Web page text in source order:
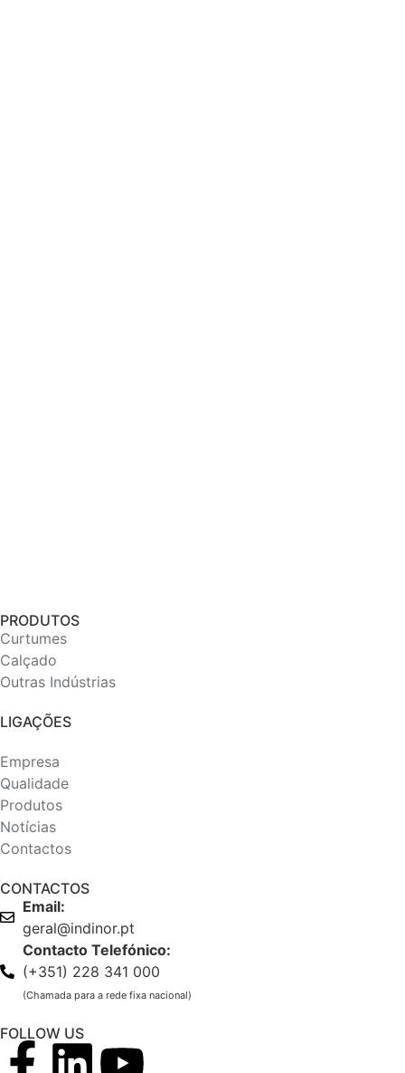
PRODUTOS
Curtumes
Calçado
Outras Indústrias
LIGAÇÕES
Empresa
Qualidade
Produtos
Notícias
Contactos
CONTACTOS
Email:
geral@indinor.pt
Contacto Telefónico:
(+351) 228 341 000
(Chamada para a rede fixa nacional)
FOLLOW US